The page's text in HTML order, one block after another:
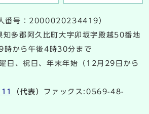
人番号：2000020234419）
多郡阿久比町大字卯坂字殿越50番地
時から午後4時30分まで
日、祝日、年末年始（12月29日から
（代表） ファックス:0569-48-